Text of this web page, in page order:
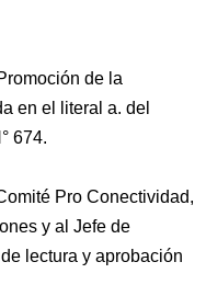
de la
en el literal a. del
674.
Pro Conectividad,
y al Jefe de
lectura y aprobación